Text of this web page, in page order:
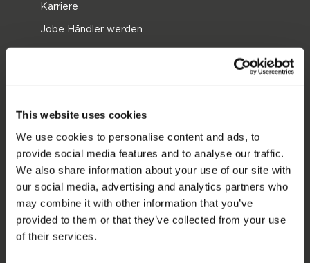
This website uses cookies
We use cookies to personalise content and ads, to
provide social media features and to analyse our traffic.
We also share information about your use of our site with
our social media, advertising and analytics partners who
may combine it with other information that you’ve
provided to them or that they’ve collected from your use
of their services.
Karriere
Jobe Händler werden
Funtubes
Foil
Schwimmwesten
SUP
Kayaks